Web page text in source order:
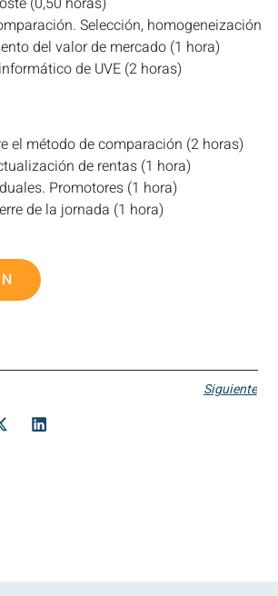
Selección, homogeneización
del valor de mercado (1 hora)
de UVE (2 horas)
el método de comparación (2 horas)
de rentas (1 hora)
Promotores (1 hora)
de la jornada (1 hora)
Siguiente